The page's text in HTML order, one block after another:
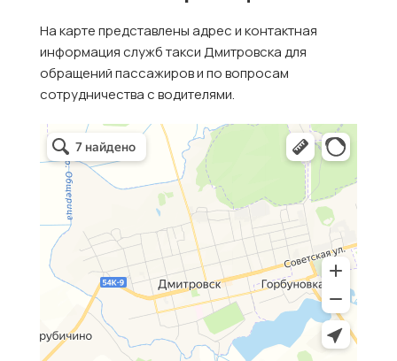
На карте представлены адрес и контактная
информация служб такси Дмитровска для
обращений пассажиров и по вопросам
сотрудничества с водителями.